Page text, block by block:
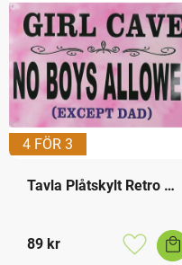
4 FÖR 3
Tavla Plåtskylt Retro
89 kr
Lägg